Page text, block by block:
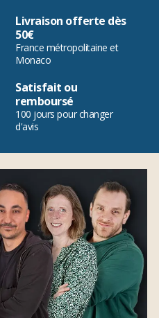
Livraison offerte dès
50€
France métropolitaine et
Monaco
Satisfait ou
remboursé
100 jours pour changer
d'avis